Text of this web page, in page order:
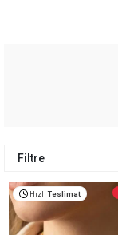
Filtre
Hızlı Teslimat